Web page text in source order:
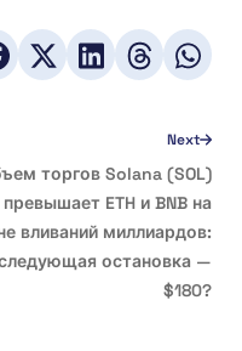
Next
торгов Solana (SOL)
превышает ETH и BNB на
вливаний миллиардов:
остановка —
$180?